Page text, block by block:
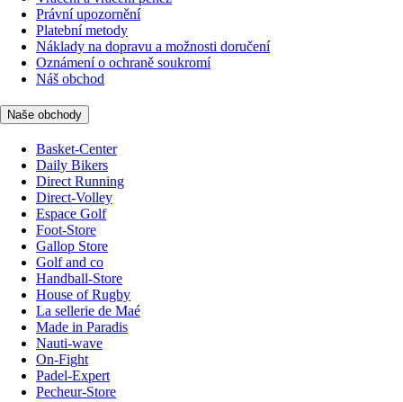
Právní upozornění
Platební metody
Náklady na dopravu a možnosti doručení
Oznámení o ochraně soukromí
Náš obchod
Naše obchody
Basket-Center
Daily Bikers
Direct Running
Direct-Volley
Espace Golf
Foot-Store
Gallop Store
Golf and co
Handball-Store
House of Rugby
La sellerie de Maé
Made in Paradis
Nauti-wave
On-Fight
Padel-Expert
Pecheur-Store